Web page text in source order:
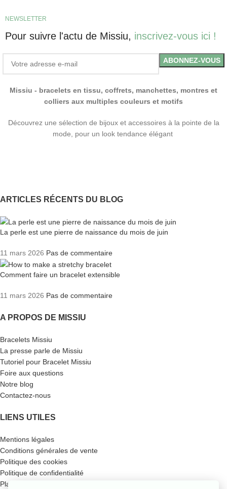
NEWSLETTER
Pour suivre l'actu de Missiu, inscrivez-vous ici !
Missiu - bracelets en tissu, coffrets, manchettes, montres et
colliers aux multiples couleurs et motifs
Découvrez une sélection de bijoux et accessoires à la pointe de la
mode, pour un look tendance élégant
ARTICLES RÉCENTS DU BLOG
La perle est une pierre de naissance du mois de juin
11 mars 2026 Pas de commentaire
Comment faire un bracelet extensible
11 mars 2026 Pas de commentaire
A PROPOS DE MISSIU
Bracelets Missiu
La presse parle de Missiu
Tutoriel pour Bracelet Missiu
Foire aux questions
Notre blog
Contactez-nous
LIENS UTILES
Mentions légales
Conditions générales de vente
Politique des cookies
Politique de confidentialité
Plan du site